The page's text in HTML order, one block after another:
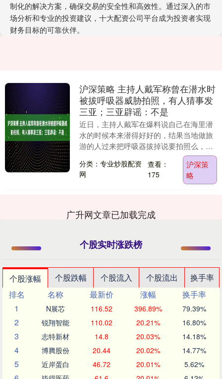
制化的解决方案，确保交易的安全性和高效性。通过深入的市
场分析和专业的投资建议，十大配资公司平台成为投资者实现
财务目标的可靠伙伴。
沪深策略 主持人戴军称曾在潜水时
被拔呼吸器威胁拍照，有人猜事发
三亚；三亚辟谣：不是
近日，主持人戴军在爆料说自己在海里潜
水的时候本来潜得好好的，结果当地做旅
游的人过来把呼吸器拔掉说要拍照么，戴
军吓得赶紧说要拍照，然后才把呼吸器拿
回来，说用这种威....
分类：专业炒股配资
网
查看：
175
沪深策
略
广升网文章已加载完成
个股实时涨跌榜
个股涨幅 个股跌幅 个股流入 个股流出
换手率
排名
名称 最新价 涨幅
换手率
1
N展芯 116.52 396.89% 79.39%
2 锐翔智能 110.02 20.21% 16.80%
3 志特新材 14.8 20.03% 14.18%
4 博腾股份 20.44 20.02% 14.77%
5 近岸蛋白 46.72 20.01% 5.62%